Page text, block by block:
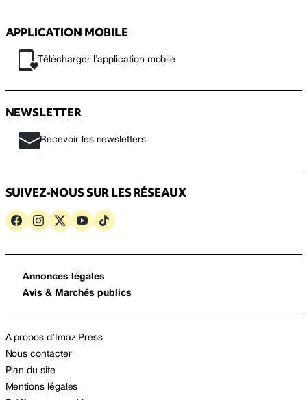
APPLICATION MOBILE
Télécharger l’application mobile
NEWSLETTER
Recevoir les newsletters
SUIVEZ-NOUS SUR LES RÉSEAUX
Annonces légales
Avis & Marchés publics
A propos d’Imaz Press
Nous contacter
Plan du site
Mentions légales